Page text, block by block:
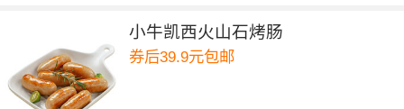
小牛凯西火山石烤肠
券后39.9元包邮